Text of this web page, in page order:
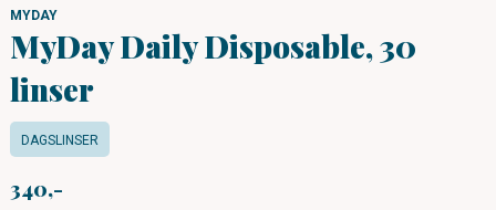
MYDAY
MyDay Daily Disposable, 30
linser
DAGSLINSER
340